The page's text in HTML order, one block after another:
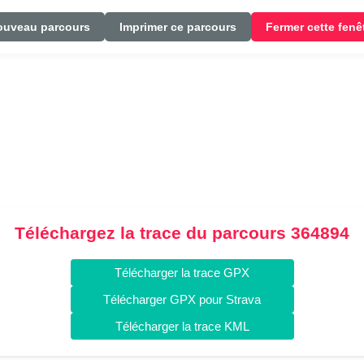
parcours Imprimer ce parcours Fermer cette
Téléchargez la trace du parcours 364894
Télécharger la trace GPX
Télécharger GPX pour Strava
Télécharger la trace KML